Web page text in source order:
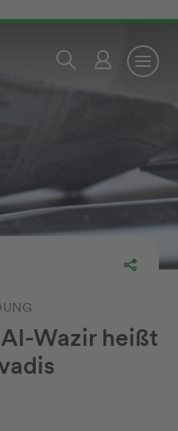
Wazir heißt